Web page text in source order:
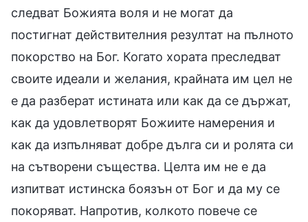
следват Божията воля и не могат да
постигнат действителния резултат на пълното
покорство на Бог. Когато хората преследват
своите идеали и желания, крайната им цел не
е да разберат истината или как да се държат,
как да удовлетворят Божиите намерения и
как да изпълняват добре дълга си и ролята си
на сътворени същества. Целта им не е да
изпитват истинска боязън от Бог и да му се
покоряват. Напротив, колкото повече се